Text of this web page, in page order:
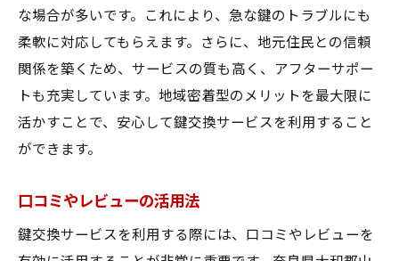
最新の防犯技術を活用する方法
防犯グッズの選び方と活用法
防犯コンサルティングの重要性
全体的な防犯プランの立案
急なトラブルにも対応できる鍵交換サービスの
特徴
な場合が多いです。これにより、急な鍵のトラブルにも
柔軟に対応してもらえます。さらに、地元住民との信頼
関係を築くため、サービスの質も高く、アフターサポー
トも充実しています。地域密着型のメリットを最大限に
活かすことで、安心して鍵交換サービスを利用すること
ができます。
口コミやレビューの活用法
鍵交換サービスを利用する際には、口コミやレビューを